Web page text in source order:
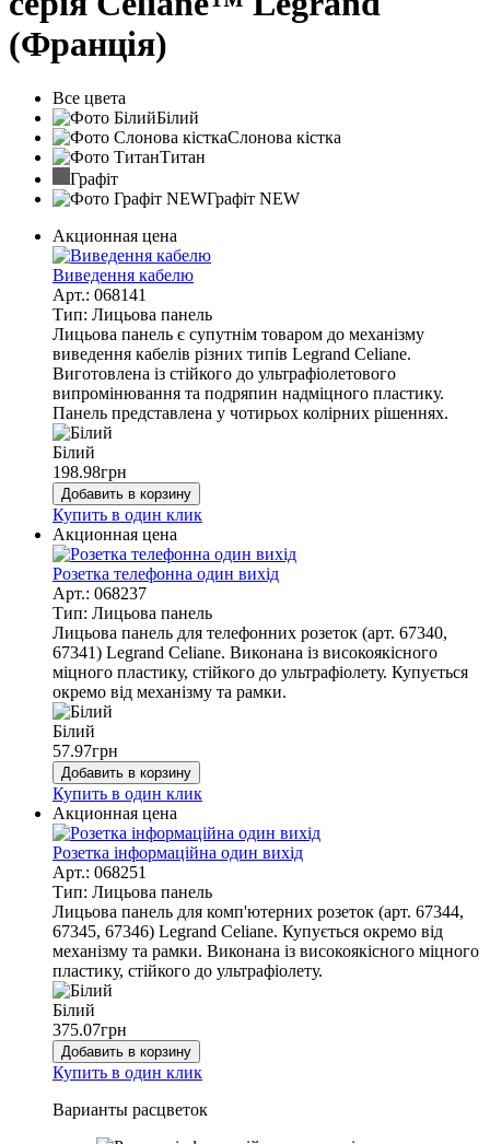
(Франція)
Все цвета
Білий
Слонова кістка
Титан
Графіт
Графіт NEW
Акционная цена
Виведення кабелю
Арт.: 068141
Тип: Лицьова панель
Лицьова панель є супутнім товаром до механізму
виведення кабелів різних типів Legrand Celiane.
Виготовлена із стійкого до ультрафіолетового
випромінювання та подряпин надміцного пластику.
Панель представлена у чотирьох колірних рішеннях.
Білий
198.98грн
Добавить в корзину
Купить в один клик
Акционная цена
Розетка телефонна один вихід
Арт.: 068237
Тип: Лицьова панель
Лицьова панель для телефонних розеток (арт. 67340,
67341) Legrand Celiane. Виконана із високоякісного
міцного пластику, стійкого до ультрафіолету. Купується
окремо від механізму та рамки.
Білий
57.97грн
Добавить в корзину
Купить в один клик
Акционная цена
Розетка інформаційна один вихід
Арт.: 068251
Тип: Лицьова панель
Лицьова панель для комп'ютерних розеток (арт. 67344,
67345, 67346) Legrand Celiane. Купується окремо від
механізму та рамки. Виконана із високоякісного міцного
пластику, стійкого до ультрафіолету.
Білий
375.07грн
Добавить в корзину
Купить в один клик
Варианты расцветок